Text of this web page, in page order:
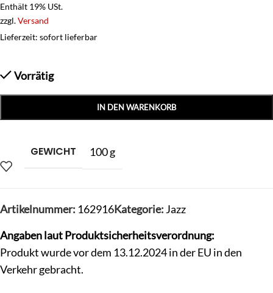
Enthält 19% USt.
zzgl.Versand
Lieferzeit: sofort lieferbar
Vorrätig
IN DEN WARENKORB
GEWICHT 100 g
Artikelnummer: 162916Kategorie: Jazz
Angaben laut Produktsicherheitsverordnung:
Produkt wurde vor dem 13.12.2024 in der EU in den
Verkehr gebracht.